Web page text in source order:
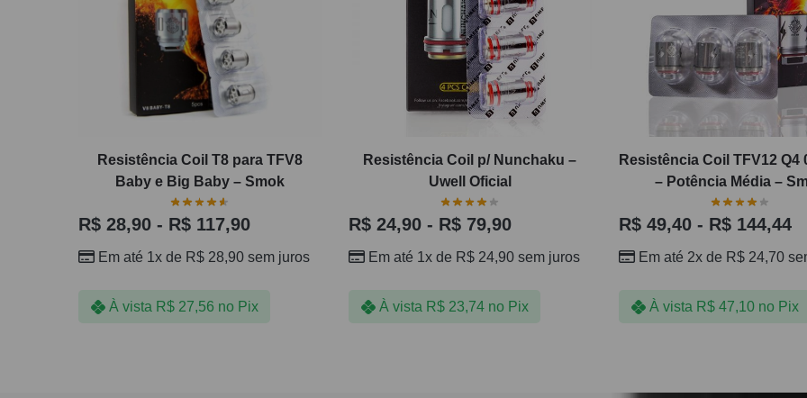
Resistência Coil T8 para TFV8
Baby e Big Baby – Smok
R$ 28,90 - R$ 117,90
Em até 1x de R$ 28,90 sem juros
À vista R$27,56 no Pix
Resistência Coil p/ Nunchaku –
Uwell Oficial
R$ 24,90 - R$ 79,90
Em até 1x de R$ 24,90 sem juros
À vista R$23,74 no Pix
Resistência Coil TFV12 Q4
– Potência Média –
R$49,40 - R$144,44
Em até 2x de R$24,70
À vista R$47,10 no Pix